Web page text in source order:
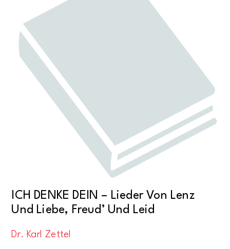
ICH DENKE DEIN – Lieder Von Lenz
Und Liebe, Freud’ Und Leid
Dr. Karl Zettel